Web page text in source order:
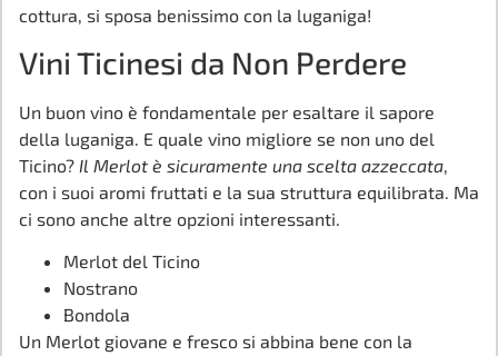
cottura, si sposa benissimo con la luganiga!
Vini Ticinesi da Non Perdere
Un buon vino è fondamentale per esaltare il sapore
della luganiga. E quale vino migliore se non uno del
Ticino? Il Merlot è sicuramente una scelta azzeccata,
con i suoi aromi fruttati e la sua struttura equilibrata. Ma
ci sono anche altre opzioni interessanti.
Merlot del Ticino
Nostrano
Bondola
Un Merlot giovane e fresco si abbina bene con la